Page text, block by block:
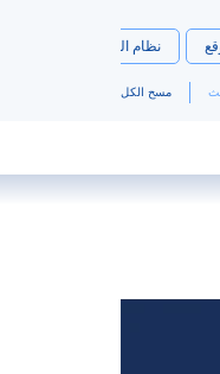
نظام التدفئة
مسح الكل